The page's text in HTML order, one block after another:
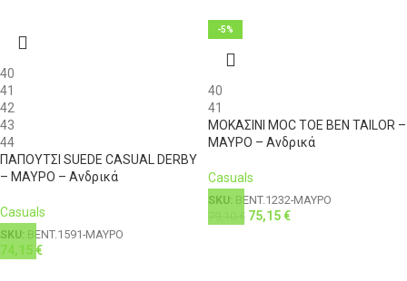
121-126
126-131
40
41
42
43
44
ΠΑΠΟΥΤΣΙ SUEDE CASUAL DERBY
– ΜΑΥΡΟ – Ανδρικά
Casuals
SKU: BENT.1591-ΜΑΥΡΟ
74,15 €
-5%
40
41
ΜΟΚΑΣΙΝΙ MOC TOE BEN TAILOR –
ΜΑΥΡΟ – Ανδρικά
Casuals
SKU: BENT.1232-ΜΑΥΡΟ
€ 75,15€